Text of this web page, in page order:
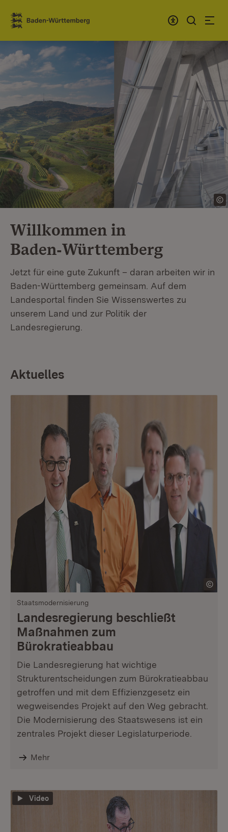
Zum Inhalt springen
Link zur Startseite
Willkommen in
Baden‑Württemberg
Jetzt für eine gute Zukunft – daran arbeiten wir in
Baden-Württemberg gemeinsam. Auf dem
Landesportal finden Sie Wissenswertes zu
unserem Land und zur Politik der
Landesregierung.
Aktuelles
Staatsmodernisierung
Landesregierung beschließt
Maßnahmen zum
Bürokratieabbau
Die Landesregierung hat wichtige
Strukturentscheidungen zum Bürokratieabbau
getroffen und mit dem Effizienzgesetz ein
wegweisendes Projekt auf den Weg gebracht.
Die Modernisierung des Staatswesens ist ein
zentrales Projekt dieser Legislaturperiode.
Mehr
Video